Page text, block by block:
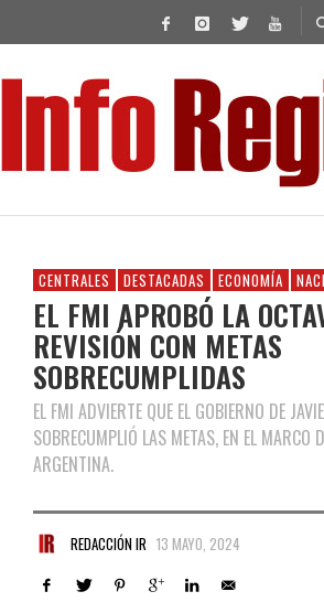
CENTRALES DESTACADAS ECONOMÍA
EL FMI APROBÓ LA
REVISIÓN CON METAS
SOBRECUMPLIDAS
EL FMI ADVIERTE QUE EL GOBIERNO DE
SOBRECUMPLIÓ LAS METAS, EN EL MARCO
ARGENTINA.
REDACCIÓN IR 13 MAYO, 2024